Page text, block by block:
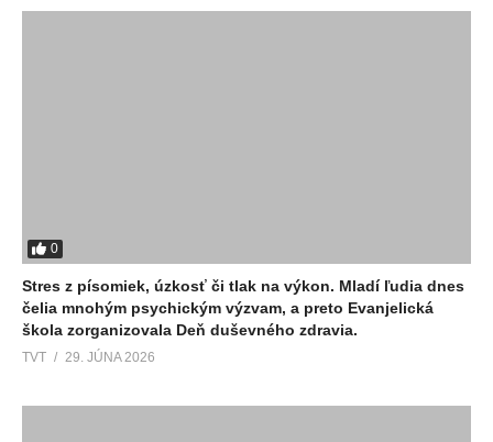
0
Stres z písomiek, úzkosť či tlak na výkon. Mladí ľudia dnes
čelia mnohým psychickým výzvam, a preto Evanjelická
škola zorganizovala Deň duševného zdravia.
TVT 29. JÚNA 2026